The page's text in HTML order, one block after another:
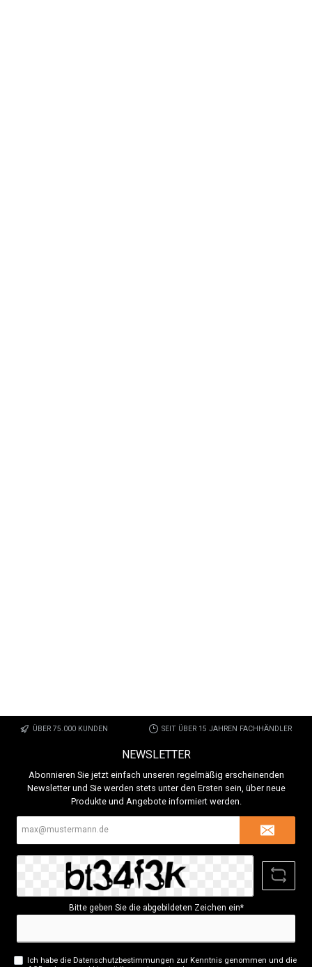
ÜBER 75.000 KUNDEN SEIT ÜBER 15 JAHREN FACHHÄNDLER
NEWSLETTER
Abonnieren Sie jetzt einfach unseren regelmäßig erscheinenden
Newsletter und Sie werden stets unter den Ersten sein, über neue
Produkte und Angebote informiert werden.
Bitte geben Sie die abgebildeten Zeichen ein*
Ich habe dieDatenschutzbestimmungen zur Kenntnis genommen und die